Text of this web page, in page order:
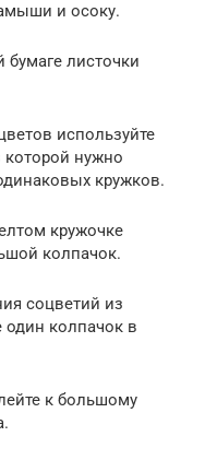
и осоку.
бумаге листочки
используйте
нужно
кружков.
кружочке
колпачок.
соцветий из
один колпачок в
к большому